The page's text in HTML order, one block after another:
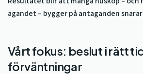
ägandet – bygger på antaganden
Vårt fokus: beslut i rätt
förväntningar